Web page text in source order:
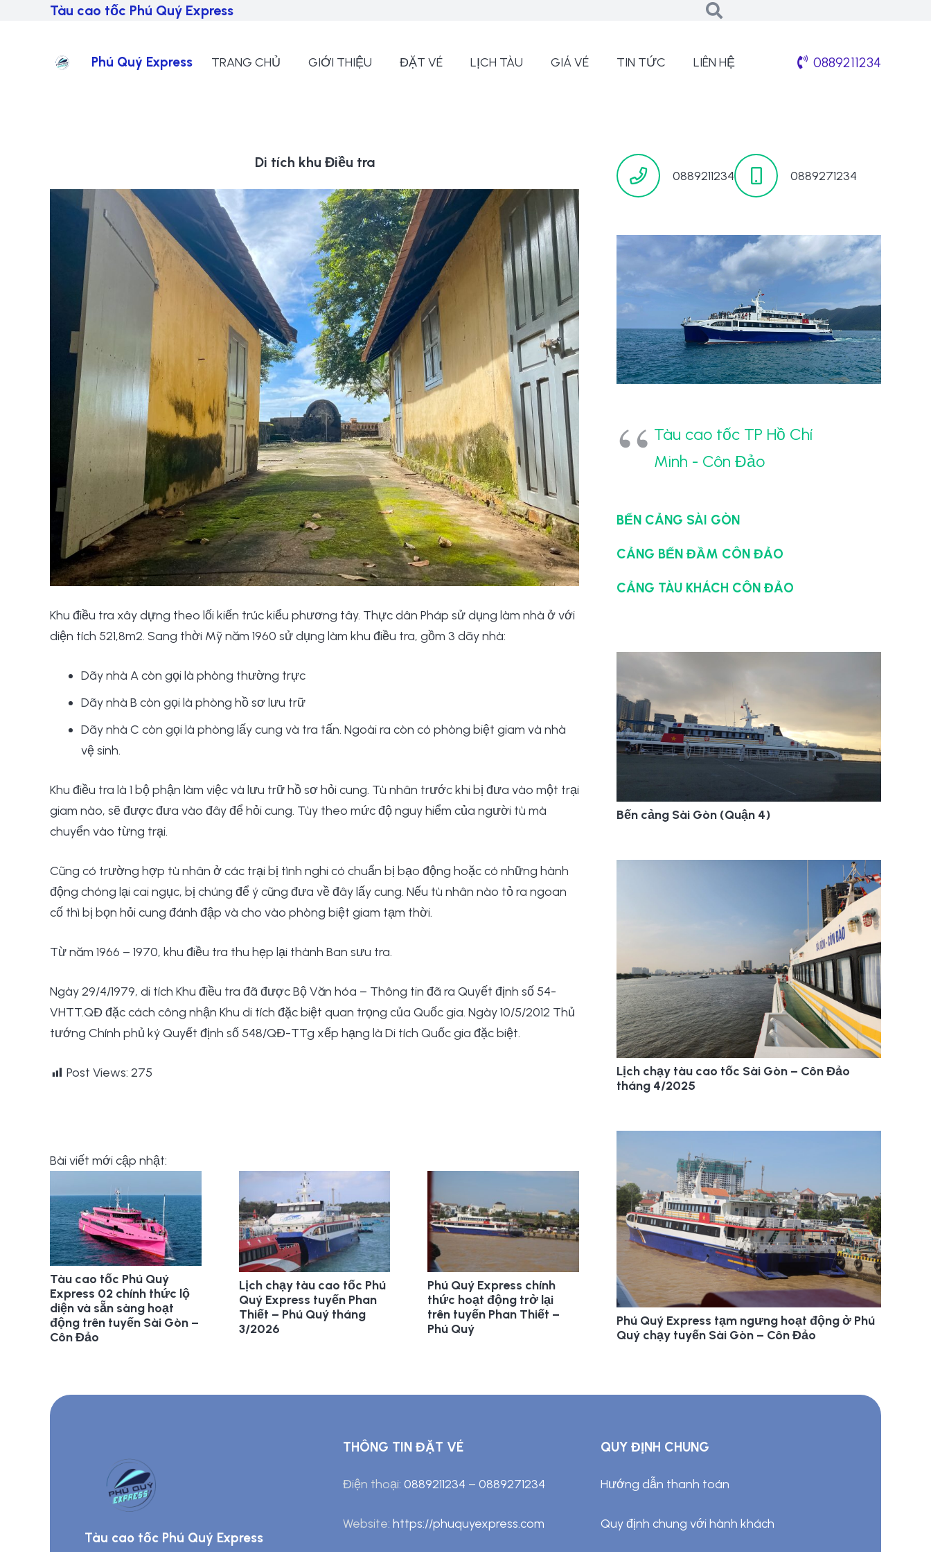
Tàu cao tốc Phú Quý Express
Phú Quý Express TRANG CHỦ GIỚI THIỆU ĐẶT VÉ LỊCH TÀU GIÁ VÉ TIN TỨC LIÊN HỆ 0889211234
Di tích khu Điều tra
Khu điều tra xây dựng theo lối kiến trúc kiểu phương tây. Thực dân Pháp sử dụng làm nhà ở với
diện tích 521,8m2. Sang thời Mỹ năm 1960 sử dụng làm khu điều tra, gồm 3 dãy nhà:
Dãy nhà A còn gọi là phòng thường trực
Dãy nhà B còn gọi là phòng hồ sơ lưu trữ
Dãy nhà C còn gọi là phòng lấy cung và tra tấn. Ngoài ra còn có phòng biệt giam và nhà
vệ sinh.
Khu điều tra là 1 bộ phận làm việc và lưu trữ hồ sơ hỏi cung. Tù nhân trước khi bị đưa vào một trại
giam nào, sẽ được đưa vào đây để hỏi cung. Tùy theo mức độ nguy hiểm của người tù mà
chuyển vào từng trại.
Cũng có trường hợp tù nhân ở các trại bị tình nghi có chuẩn bị bạo động hoặc có những hành
động chóng lại cai ngục, bị chúng để ý cũng đưa về đây lấy cung. Nếu tù nhân nào tỏ ra ngoan
cố thì bị bọn hỏi cung đánh đập và cho vào phòng biệt giam tạm thời.
Từ năm 1966 – 1970, khu điều tra thu hẹp lại thành Ban sưu tra.
Ngày 29/4/1979, di tích Khu điều tra đã được Bộ Văn hóa – Thông tin đã ra Quyết định số 54-
VHTT.QĐ đặc cách công nhận Khu di tích đặc biệt quan trọng của Quốc gia. Ngày 10/5/2012 Thủ
tướng Chính phủ ký Quyết định số 548/QĐ-TTg xếp hạng là Di tích Quốc gia đặc biệt.
Post Views: 275
Bài viết mới cập nhật:
Tàu cao tốc Phú Quý
Express 02 chính thức lộ
diện và sẵn sàng hoạt
động trên tuyến Sài Gòn –
Côn Đảo
Lịch chạy tàu cao tốc Phú
Quý Express tuyến Phan
Thiết – Phú Quý tháng
3/2026
Phú Quý Express chính
thức hoạt động trở lại
trên tuyến Phan Thiết –
Phú Quý
0889211234 0889271234
Tàu cao tốc TP Hồ Chí
Minh - Côn Đảo
BẾN CẢNG SÀI GÒN
CẢNG BẾN ĐẦM CÔN ĐẢO
CẢNG TÀU KHÁCH CÔN ĐẢO
Bến cảng Sài Gòn (Quận 4)
Lịch chạy tàu cao tốc Sài Gòn – Côn Đảo
tháng 4/2025
Phú Quý Express tạm ngưng hoạt động ở Phú
Quý chạy tuyến Sài Gòn – Côn Đảo
Tàu cao tốc Phú Quý Express
THÔNG TIN ĐẶT VÉ
Điện thoại: 0889211234 – 0889271234
Website: https://phuquyexpress.com
QUY ĐỊNH CHUNG
Hướng dẫn thanh toán
Quy định chung với hành khách